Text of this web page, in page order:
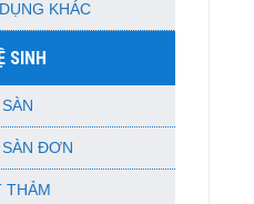
KHÁC
SINH
SÀN ĐƠN
THẢM